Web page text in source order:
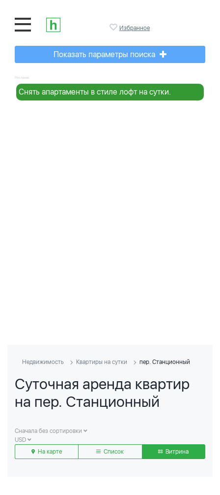
Избранное
Показать параметры поиска
Реклама:
Снять апартаменты в стиле лофт на сутки.
Недвижимость Квартиры на сутки пер. Станционный
Суточная аренда квартир
на пер. Станционный
Сначала без сортировки
USD
На карте
Список Витрина